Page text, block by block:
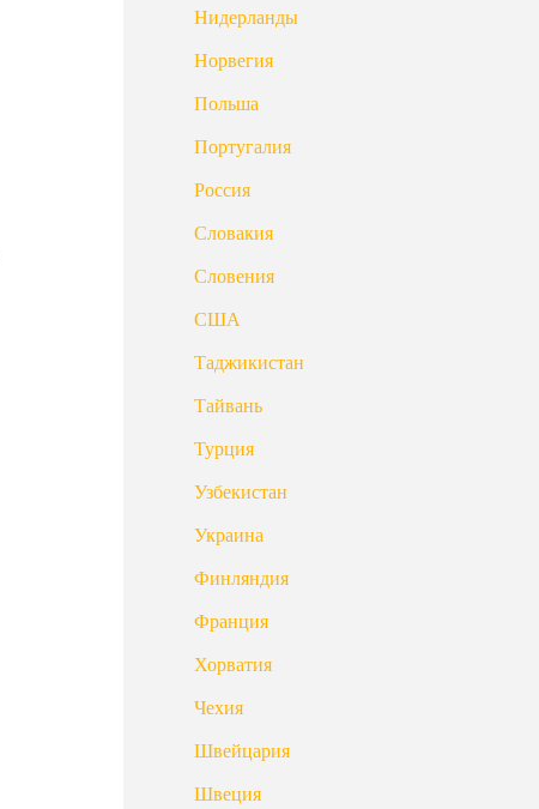
Нидерланды
Норвегия
Польша
Португалия
Россия
Словакия
Словения
США
Таджикистан
Тайвань
Турция
Узбекистан
Украина
Финляндия
Франция
Хорватия
Чехия
Швейцария
Швеция